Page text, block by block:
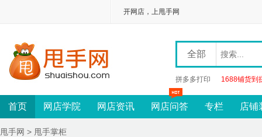
开网店，上甩手网
全部
拼多多打印 1688铺货到
首页 网店学院 网店资讯 网店问答 专栏 店铺
甩手网 > 甩手掌柜